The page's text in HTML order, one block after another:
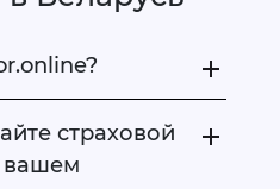
страховой
вашем